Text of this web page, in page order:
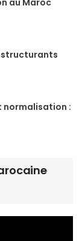
au Maroc
structurants
normalisation :